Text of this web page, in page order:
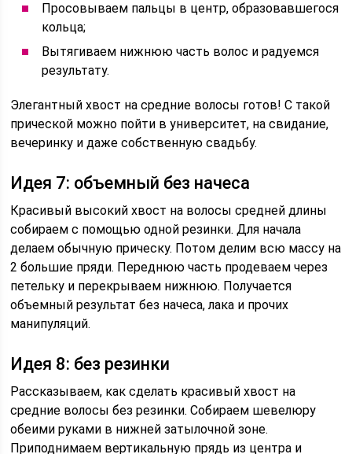
Просовываем пальцы в центр, образовавшегося
кольца;
Вытягиваем нижнюю часть волос и радуемся
результату.
Элегантный хвост на средние волосы готов! С такой
прической можно пойти в университет, на свидание,
вечеринку и даже собственную свадьбу.
Идея 7: объемный без начеса
Красивый высокий хвост на волосы средней длины
собираем с помощью одной резинки. Для начала
делаем обычную прическу. Потом делим всю массу на
2 большие пряди. Переднюю часть продеваем через
петельку и перекрываем нижнюю. Получается
объемный результат без начеса, лака и прочих
манипуляций.
Идея 8: без резинки
Рассказываем, как сделать красивый хвост на
средние волосы без резинки. Собираем шевелюру
обеими руками в нижней затылочной зоне.
Приподнимаем вертикальную прядь из центра и